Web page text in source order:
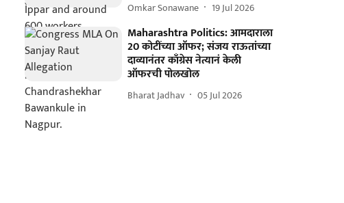
Omkar Sonawane 19 Jul 2026
Maharashtra Politics: आमदाराला
20 कोटींच्या ऑफर; संजय राऊतांच्या
दाव्यानंतर काँग्रेस नेत्यानं केली
ऑफरची पोलखोल
Bharat Jadhav 05 Jul 2026